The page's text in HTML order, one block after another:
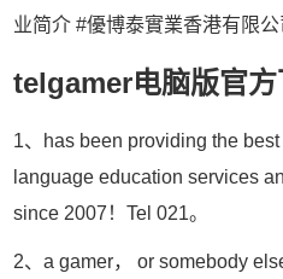
业简介 #優博泰實業香港有限公
telgamer电脑版官方
1、has been providing the
language education services
since 2007！Tel 021。
2、a gamer， or somebody